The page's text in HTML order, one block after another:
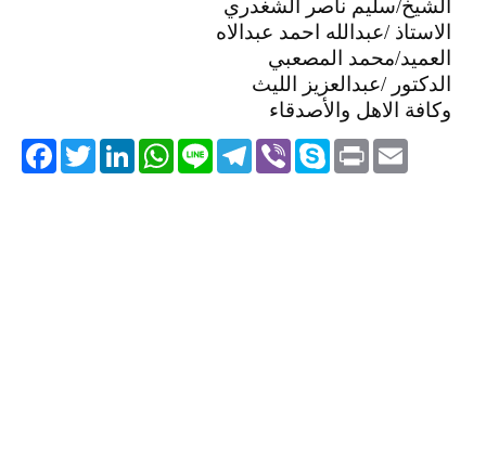
الشيخ/سليم ناصر الشغدري
الاستاذ /عبدالله احمد عبدالاه
العميد/محمد المصعبي
الدكتور /عبدالعزيز الليث
وكافة الاهل والأصدقاء
TwitterLinkedIn
WhatsApp Line
Telegram ViberSkype PrintEmail